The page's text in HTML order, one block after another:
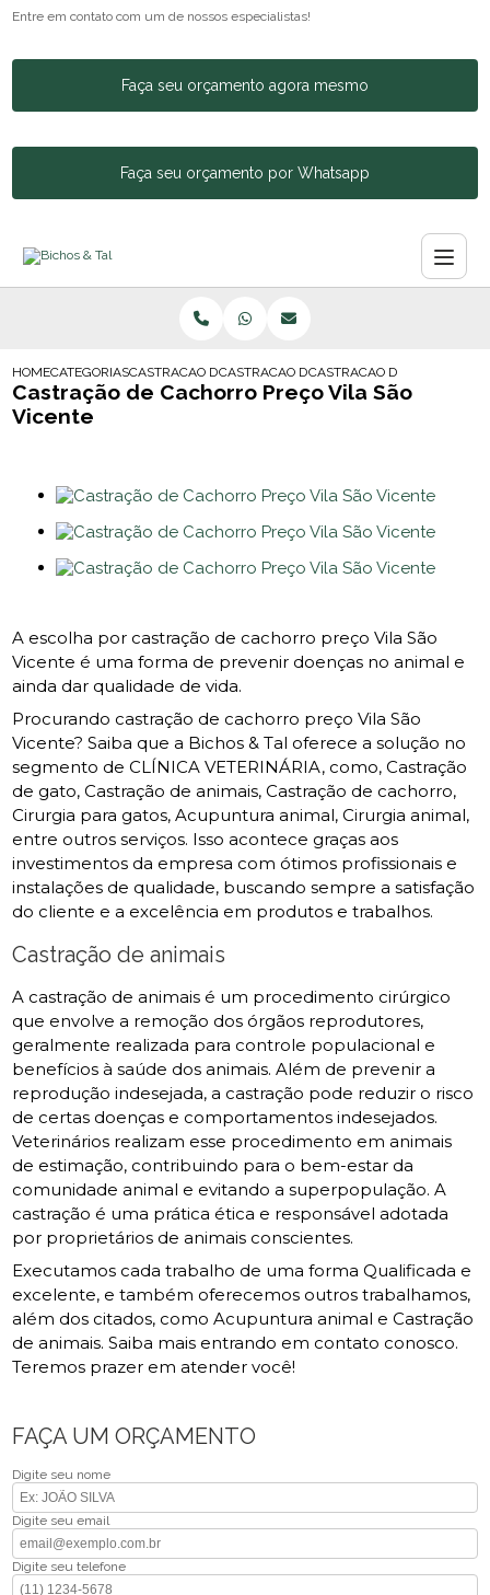
Entre em contato com um de nossos especialistas!
Faça seu orçamento agora mesmo
Faça seu orçamento por Whatsapp
HOMECATEGORIASCASTRACAO DE ANIMAISCASTRACAO DE CACHORRACASTRACAO DE CACHORRO
Castração de Cachorro Preço Vila São
Vicente
A escolha por castração de cachorro preço Vila São
Vicente é uma forma de prevenir doenças no animal e
ainda dar qualidade de vida.
Procurando castração de cachorro preço Vila São
Vicente? Saiba que a Bichos & Tal oferece a solução no
segmento de CLÍNICA VETERINÁRIA, como, Castração
de gato, Castração de animais, Castração de cachorro,
Cirurgia para gatos, Acupuntura animal, Cirurgia animal,
entre outros serviços. Isso acontece graças aos
investimentos da empresa com ótimos profissionais e
instalações de qualidade, buscando sempre a satisfação
do cliente e a excelência em produtos e trabalhos.
Castração de animais
A castração de animais é um procedimento cirúrgico
que envolve a remoção dos órgãos reprodutores,
geralmente realizada para controle populacional e
benefícios à saúde dos animais. Além de prevenir a
reprodução indesejada, a castração pode reduzir o risco
de certas doenças e comportamentos indesejados.
Veterinários realizam esse procedimento em animais
de estimação, contribuindo para o bem-estar da
comunidade animal e evitando a superpopulação. A
castração é uma prática ética e responsável adotada
por proprietários de animais conscientes.
Executamos cada trabalho de uma forma Qualificada e
excelente, e também oferecemos outros trabalhamos,
além dos citados, como Acupuntura animal e Castração
de animais. Saiba mais entrando em contato conosco.
Teremos prazer em atender você!
FAÇA UM ORÇAMENTO
Digite seu nome
Digite seu email
Digite seu telefone